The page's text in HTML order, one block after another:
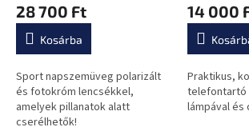
átlagos
értékelése
0,0
csillag.
28 700 Ft
Kosárba
Sport napszemüveg polarizált
és fotokróm lencsékkel,
amelyek pillanatok alatt
cserélhetők!
átlagos
értékelése
0,0
csillag.
14 000
Praktikus,
telefontartó
lámpával és